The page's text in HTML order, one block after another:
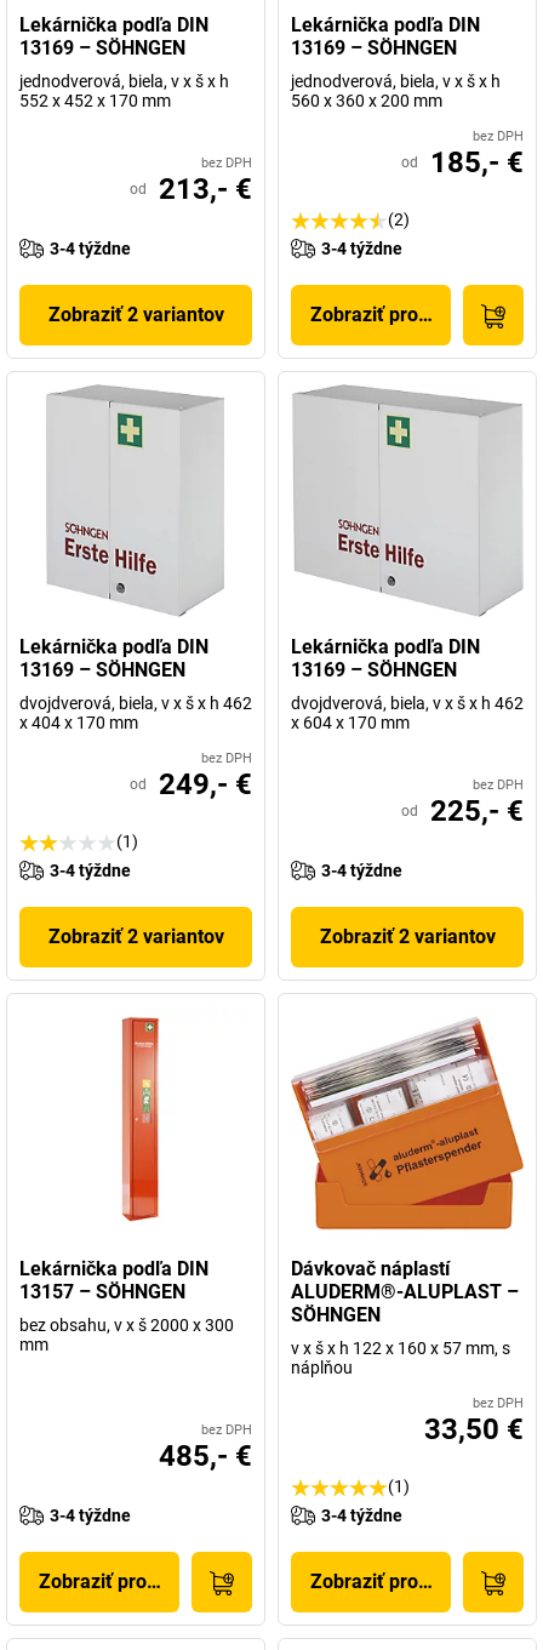
Lekárnička podľa DIN
13169 – SÖHNGEN
jednodverová, biela, v x š x h
552 x 452 x 170 mm
bez DPH
od 213,- €
3-4 týždne
Zobraziť 2 variantov
Lekárnička podľa DIN
13169 – SÖHNGEN
jednodverová, biela, v x š x h
560 x 360 x 200 mm
bez DPH
od 185,- €
(2)
3-4 týždne
Zobraziť produkt
Lekárnička podľa DIN
13169 – SÖHNGEN
dvojdverová, biela, v x š x h 462
x 404 x 170 mm
bez DPH
od 249,- €
(1)
3-4 týždne
Zobraziť 2 variantov
Lekárnička podľa DIN
13169 – SÖHNGEN
dvojdverová, biela, v x š x h 462
x 604 x 170 mm
bez DPH
od 225,- €
3-4 týždne
Zobraziť 2 variantov
Lekárnička podľa DIN
13157 – SÖHNGEN
bez obsahu, v x š 2000 x 300
mm
bez DPH
485,- €
3-4 týždne
Zobraziť produkt
Dávkovač náplastí
ALUDERM®-ALUPLAST –
SÖHNGEN
v x š x h 122 x 160 x 57 mm, s
náplňou
bez DPH
33,50 €
(1)
3-4 týždne
Zobraziť produkt